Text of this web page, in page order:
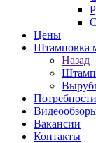
Цены
Штамповка
Назад
Потребности
Вакансии
Контакты